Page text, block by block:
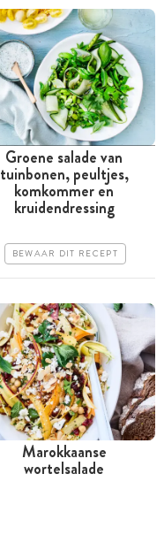
Tussen 30 minuten en 1
Groene salade van
tuinbonen, peultjes,
komkommer en
kruidendressing
BEWAAR DIT RECEPT
Minder dan 30 minuten
Marokkaanse
wortelsalade